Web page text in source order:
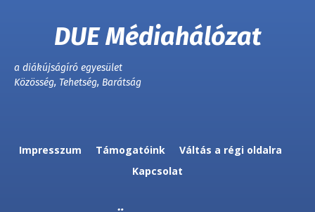
DUE Médiahálózat
a diákújságíró egyesület
Közösség, Tehetség, Barátság
Impresszum Támogatóink
Váltás a régi oldalra
Kapcsolat